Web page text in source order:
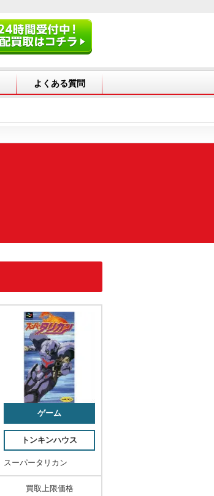
よくある質問
ゲーム
トンキンハウス
スーパータリカン
買取上限価格